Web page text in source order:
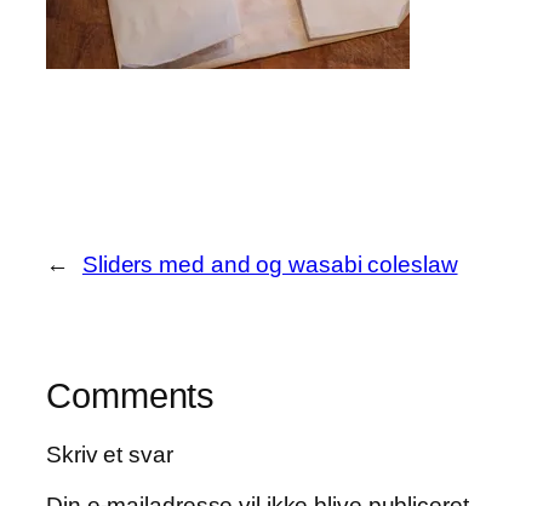
← Sliders med and og wasabi coleslaw
Comments
Skriv et svar